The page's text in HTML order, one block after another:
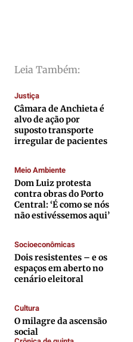
Caetano Roque
Gustavo Bastos
Jr Mignone (in memorian)
Publicidade Legal
Anuncie
Quem Somos
Expediente
Contato
Anuncie
Caetano Roque
Gustavo Bastos
Jr Mignone (in memorian)
Publicidade Legal
Anuncie
Quem Somos
Expediente
Contato
Anuncie
Caetano Roque
Gustavo Bastos
Jr Mignone (in memorian)
Publicidade Legal
Anuncie
Quem Somos
Expediente
Contato
Anuncie
Caetano Roque
Gustavo Bastos
Jr Mignone (in memorian)
Publicidade Legal
Anuncie
Quem Somos
Expediente
Contato
Anuncie
Leia Também:
Justiça
Câmara de Anchieta é
alvo de ação por
suposto transporte
irregular de pacientes
Meio Ambiente
Dom Luiz protesta
contra obras do Porto
Central: ‘É como se nós
não estivéssemos aqui’
Socioeconômicas
Dois resistentes – e os
espaços em aberto no
cenário eleitoral
Cultura
O milagre da ascensão
social